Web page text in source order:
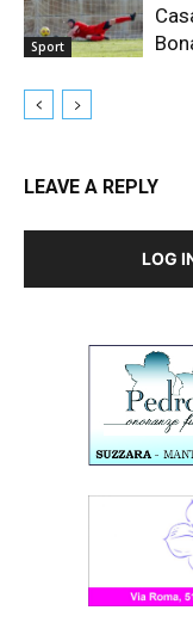
Sport
LEAVE A REPLY
LOG